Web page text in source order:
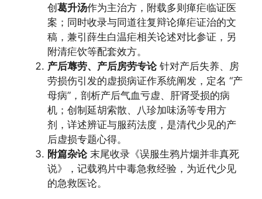
创 葛升汤作为主治方，附载多则瘅疟临证医
案；同时收录与同道往复辩论瘅疟证治的文
稿，兼引薛生白温疟相关论述对比参证，另
附清疟饮等配套效方。
产后蓐劳、产后房劳专论针对产后失养、房
劳损伤引发的虚损病证作系统阐发，定名 “产
母病”，剖析产后气血亏虚、肝肾受损的病
机；创制延胡索散、八珍加味汤等专用方
剂，详述辨证与服药法度，是清代少见的产
后虚损专题心得。
附篇杂论末尾收录《误服生鸦片烟并非真死
说》，记载鸦片中毒急救经验，为近代少见
的急救医论。